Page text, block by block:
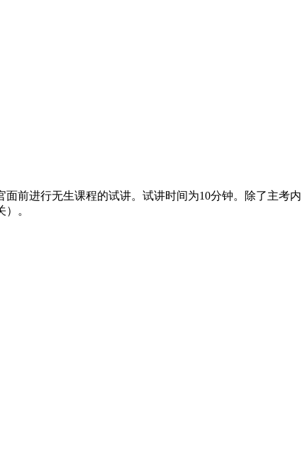
面前进行无生课程的试讲。试讲时间为10分钟。除了主考内
。